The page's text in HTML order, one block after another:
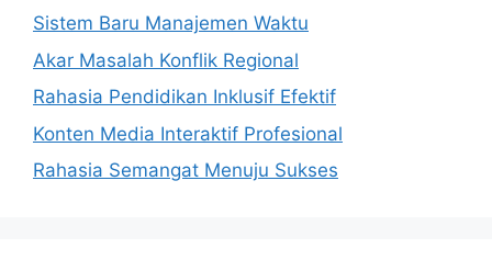
Sistem Baru Manajemen Waktu
Akar Masalah Konflik Regional
Rahasia Pendidikan Inklusif Efektif
Konten Media Interaktif Profesional
Rahasia Semangat Menuju Sukses